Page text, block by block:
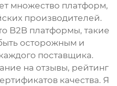
множество платформ,
производителей.
B2B платформы, такие
осторожным и
поставщика.
на отзывы, рейтинг
качества. Я